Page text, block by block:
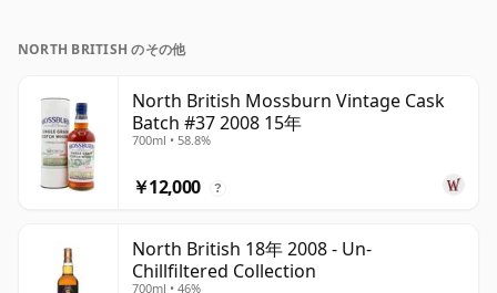
NORTH BRITISH のその他
North British Mossburn Vintage Cask
Batch #37 2008 15年
700ml • 58.8%
￥12,000 ?
North British 18年 2008 - Un-
Chillfiltered Collection
700ml • 46%